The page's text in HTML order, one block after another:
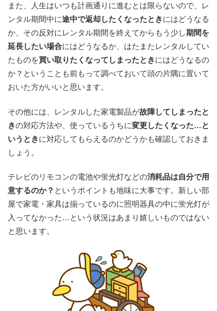
また、人生はいつも計画通りに進むとは限らないので、レ
ンタル期間中に途中で返却したくなったときにはどうなる
か、その反対にレンタル期間を終えてからもう少し期間を
延長したい場合にはどうなるか、はたまたレンタルしてい
たものを買い取りたくなってしまったときにはどうなるの
か？ということも前もって調べておいて頭の片隅に置いて
おいた方がいいと思います。
その他には、レンタルした家電製品が故障してしまったと
きの対応方法や、使っているうちに変更したくなった…と
いうときに対応してもらえるのかどうかも確認しておきま
しょう。
テレビのリモコンの電池や蛍光灯などの消耗品は自分で用
意するのか？ というポイントも地味に大事です。新しい部
屋で家電・家具は揃っているのに照明器具の中に蛍光灯が
入ってなかった…という状況はあまり嬉しいものではない
と思います。